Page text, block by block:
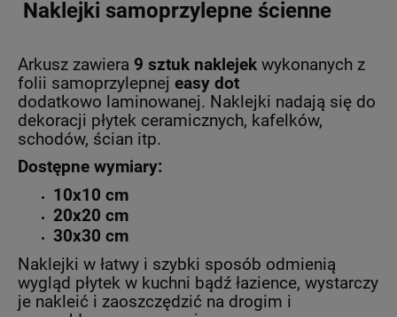
Naklejki samoprzylepne ścienne
Arkusz zawiera 9 sztuk naklejek wykonanych z
folii samoprzylepnej easy dot
dodatkowo laminowanej. Naklejki nadają się do
dekoracji płytek ceramicznych, kafelków,
schodów, ścian itp.
Dostępne wymiary:
10x10 cm
20x20 cm
30x30 cm
Naklejki w łatwy i szybki sposób odmienią
wygląd płytek w kuchni bądź łazience, wystarczy
je nakleić i zaoszczędzić na drogim i